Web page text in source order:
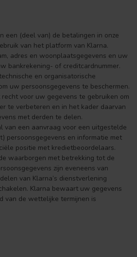
een (deel van) de betalingen in onze
van het platform van Klarna.
adres en woonplaatsgegevens en uw
bankrekening- of creditcardnummer.
en organisatorische
uw persoonsgegevens te beschermen.
voor uw gegevens te gebruiken om
te verbeteren en in het kader daarvan
met derden te delen.
van een aanvraag voor een uitgestelde
persoonsgegevens en informatie met
positie met kredietbeoordelaars.
waarborgen met betrekking tot de
zijn eveneens van
van Klarna’s dienstverlening
Klarna bewaart uw gegevens
van de wettelijke termijnen is